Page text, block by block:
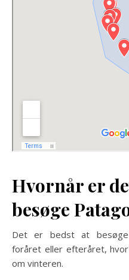
Hvornår er
besøge
Det er bedst at besøge
foråret eller efteråret,
om vinteren.